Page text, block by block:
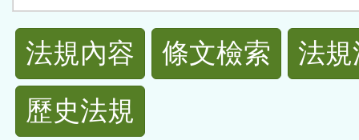
法
規
功
法規內容 條文檢索
法
歷史法規